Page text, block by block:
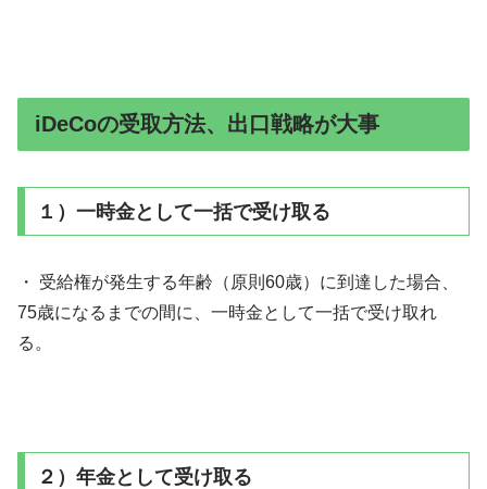
iDeCoの受取方法、出口戦略が大事
１）一時金として一括で受け取る
・ 受給権が発生する年齢（原則60歳）に到達した場合、
75歳になるまでの間に、一時金として一括で受け取れ
る。
２）年金として受け取る